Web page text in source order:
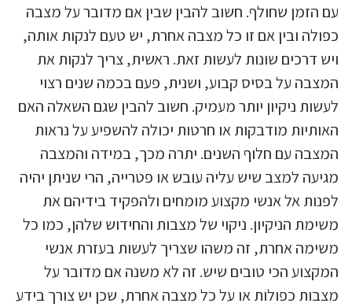
עם הזמן שחולף. חשוב להבין שבין אם מדובר על מצבה
כפולה ובין אם זו כל מצבה אחרת, יש טעם לנקות אותה,
ויש דרכים שונות לעשות זאת. ראשית, צריך לנקות את
המצבה על בסיס קבוע, ושנית, פעם בכמה שנים רצוי
לעשות ניקיון יותר מעמיק. חשוב להבין שגם השאלה האם
האותיות מודבקות או חרטות יכולה להשפיע על נראות
המצבה עם חלוף השנים. יתרה מכך, במידה והמצבה
מגיעה למצב שיש עליה עובש או פטרייה, הרי שניתן יהיה
לפנות אל אנשי מקצוע מומחים ולהפקיד בידיהם את
משימת הניקיון. ניקוי של מצבות והחידוש שלהן, כמו כל
משימה אחרת, זה משהו שצריך לעשות בעזרת אנשי
המקצוע הכי טובים שיש. זה לא משנה אם מדובר על
מצבות כפולות או על כל מצבה אחרת, שכן יש צורך בידע